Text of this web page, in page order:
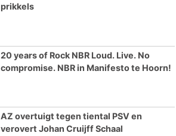
prikkels
20 years of Rock NBR Loud. Live. No
compromise. NBR in Manifesto te Hoorn!
AZ overtuigt tegen tiental PSV en
verovert Johan Cruijff Schaal